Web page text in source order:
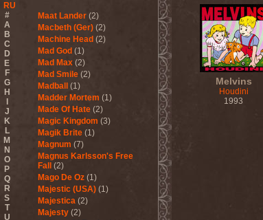
RU
#
A
B
C
D
E
F
G
H
J
K
L
M
N
O
P
Q
R
S
T
U
Maat Lander (2)
Macbeth (Ger) (2)
Machine Head (2)
Mad God (1)
Mad Max (2)
Mad Smile (2)
Madball
(1)
Madder Mortem (1)
Made Of Hate (2)
Magic Kingdom (3)
Magik Brite (1)
Magnum (7)
Magnus Karlsson's Free
Fall
(2)
Mago De Oz (1)
Majestic (USA) (1)
Majestica (2)
Majesty (2)
Melvins
Houdini
1993